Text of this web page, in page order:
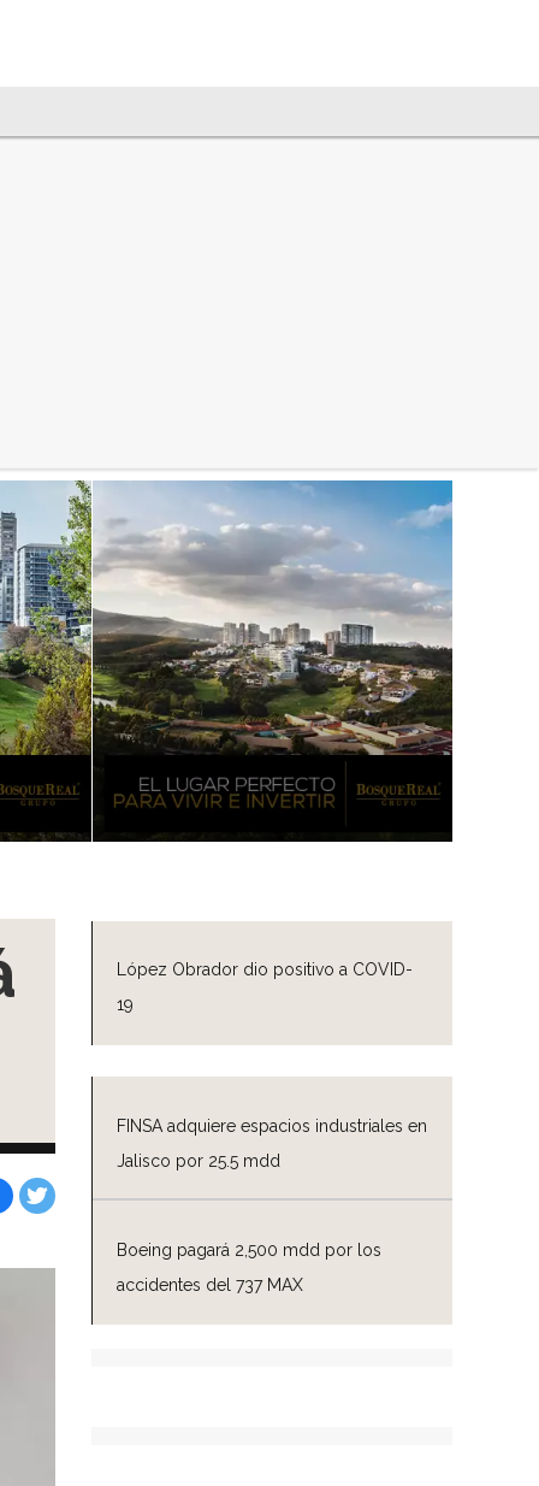
López Obrador dio positivo a COVID-
19
FINSA adquiere espacios industriales en
Jalisco por 25.5 mdd
Boeing pagará 2,500 mdd por los
accidentes del 737 MAX